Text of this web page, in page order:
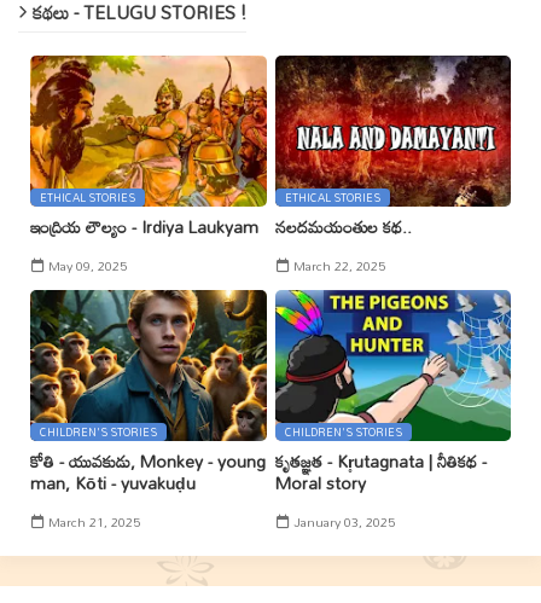
కథలు - TELUGU STORIES !
ETHICAL STORIES
ఇంద్రియ లౌల్యం - Irdiya Laukyam
May 09, 2025
ETHICAL STORIES
నలదమయంతుల కథ..
March 22, 2025
CHILDREN'S STORIES
కోతి - యువకుడు, Monkey - young
man, Kōti - yuvakuḍu
March 21, 2025
CHILDREN'S STORIES
కృతజ్ఞత - Kr̥utagnata | నీతికథ -
Moral story
January 03, 2025